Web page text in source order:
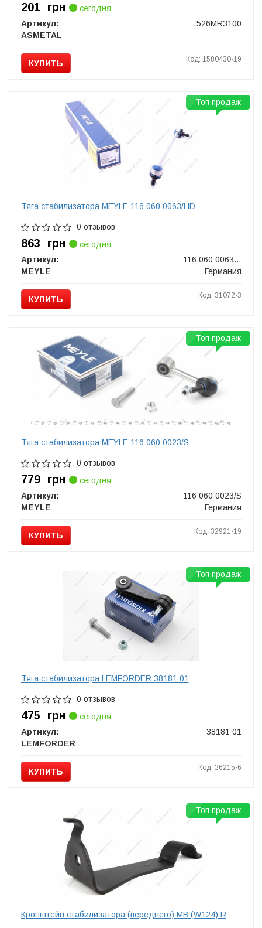
201 грн
сегодня
Артикул:
526MR3100
ASMETAL
КУПИТЬ Код: 1580430-19
Тяга стабилизатора MEYLE 116 060 0063/HD
0 отзывов
863 грн
сегодня
Артикул:
116 060 0063/HD
MEYLE
Германия
КУПИТЬ Код: 31072-3
Топ продаж
Тяга стабилизатора MEYLE 116 060 0023/S
0 отзывов
779 грн
сегодня
Артикул:
116 060 0023/S
MEYLE
Германия
КУПИТЬ Код: 32921-19
Топ продаж
Тяга стабилизатора LEMFORDER 38181 01
0 отзывов
475 грн
сегодня
Артикул:
38181 01
LEMFORDER
КУПИТЬ Код: 36215-6
Топ продаж
Кронштейн стабилизатора (переднего) MB (W124) R
Топ продаж